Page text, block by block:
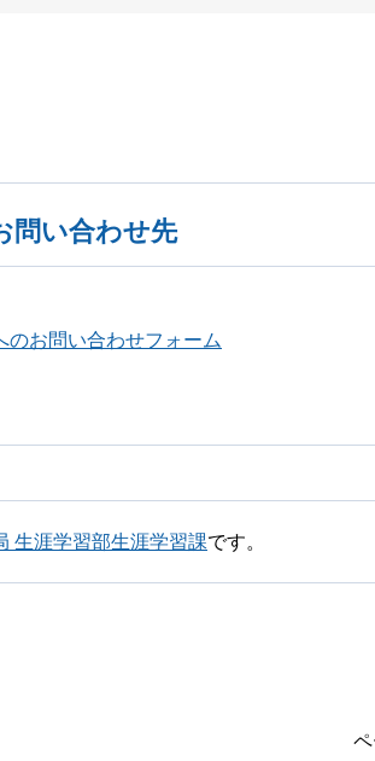
問い合わせ先
のお問い合わせフォーム
生涯学習部生涯学習課です。